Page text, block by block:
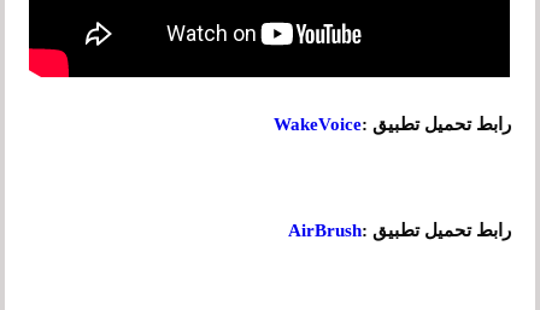
رابط تحميل تطبيق :WakeVoice
رابط تحميل تطبيق :AirBrush